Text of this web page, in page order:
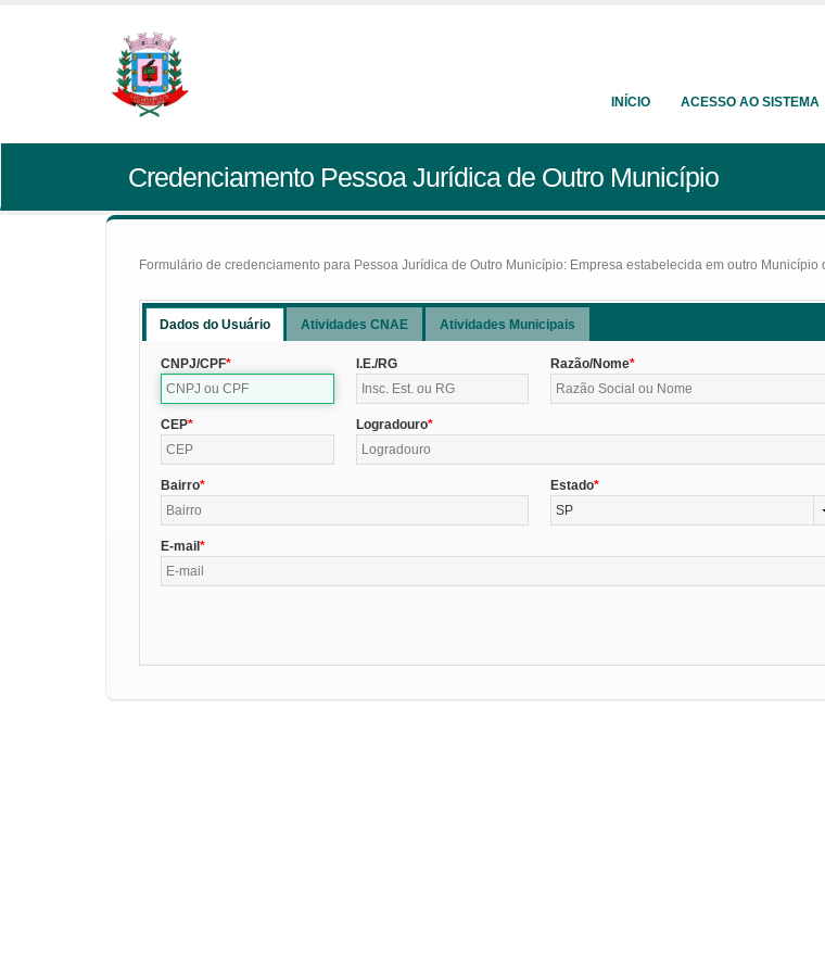
INÍCIO ACESSO AO SISTEMA
Credenciamento Pessoa Jurídica de Outro Município
Formulário de credenciamento para Pessoa Jurídica de Outro Município: Empresa estabelecida em outro
Dados do Usuário Atividades CNAE Atividades Municipais
CNPJ/CPF I.E./RG Razão/Nome
CEP Logradouro
Bairro
Estado
SP
E-mail